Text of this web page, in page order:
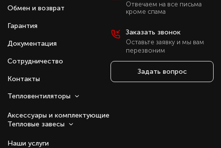
Обмен и возврат
Гарантия
Документация
Сотрудничество
Контакты
Тепловентиляторы
Аксессуары и комплектующие
Тепловые завесы
Наши услуги
Отвечаем на все письма
кроме спама
Заказать звонок
Оставьте заявку и мы вам
перезвоним
Задать вопрос